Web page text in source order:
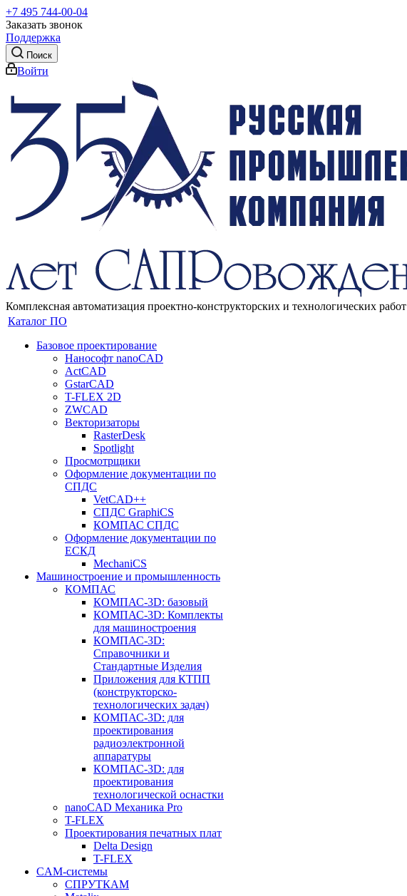
+7 495 744-00-04
Заказать звонок
Поддержка
Поиск
Войти
Комплексная автоматизация проектно-конструкторских и технологических работ
Каталог ПО
Базовое проектирование
Нанософт nanoCAD
ActCAD
GstarCAD
T-FLEX 2D
ZWCAD
Векторизаторы
RasterDesk
Spotlight
Просмотрщики
Оформление документации по
СПДС
VetCAD++
СПДС GraphiCS
КОМПАС СПДС
Оформление документации по
ЕСКД
MechaniCS
Машиностроение и промышленность
КОМПАС
КОМПАС-3D: базовый
КОМПАС-3D: Комплекты
для машиностроения
КОМПАС-3D:
Справочники и
Стандартные Изделия
Приложения для КТПП
(конструкторско-
технологических задач)
КОМПАС-3D: для
проектирования
радиоэлектронной
аппаратуры
КОМПАС-3D: для
проектирования
технологической оснастки
nanoCAD Механика Pro
T-FLEX
Проектирования печатных плат
Delta Design
T-FLEX
CAM-системы
СПРУТКAM